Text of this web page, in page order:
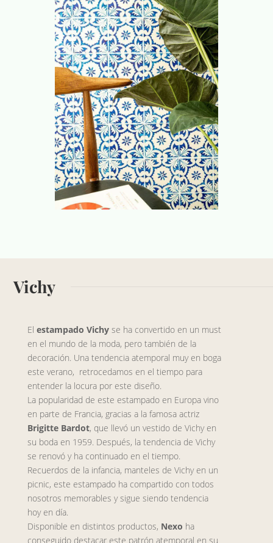
Vichy
El estampado Vichyse ha convertido en un must
en el mundo de la moda, pero también de la
decoración. Una tendencia atemporal muy en boga
este verano, retrocedamos en el tiempo para
entender la locura por este diseño.
La popularidad de este estampado en Europa vino
en parte de Francia, gracias a la famosa actriz
Brigitte Bardot, que llevó un vestido de Vichy en
su boda en 1959. Después, la tendencia de Vichy
se renovó y ha continuado en el tiempo.
Recuerdos de la infancia, manteles de Vichy en un
picnic, este estampado ha compartido con todos
nosotros memorables y sigue siendo tendencia
hoy en día.
Disponible en distintos productos, Nexo ha
conseguido destacar este patrón atemporal en su